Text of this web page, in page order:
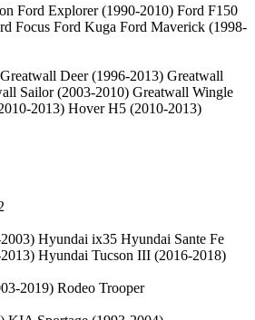
Ford Explorer (1990-2010) Ford F150
Focus Ford Kuga Ford Maverick (1998-
Greatwall Deer (1996-2013) Greatwall
Sailor (2003-2010) Greatwall Wingle
2013) Hover H5 (2010-2013)
Hyundai ix35 Hyundai Sante Fe
Hyundai Tucson III (2016-2018)
2019) Rodeo Trooper